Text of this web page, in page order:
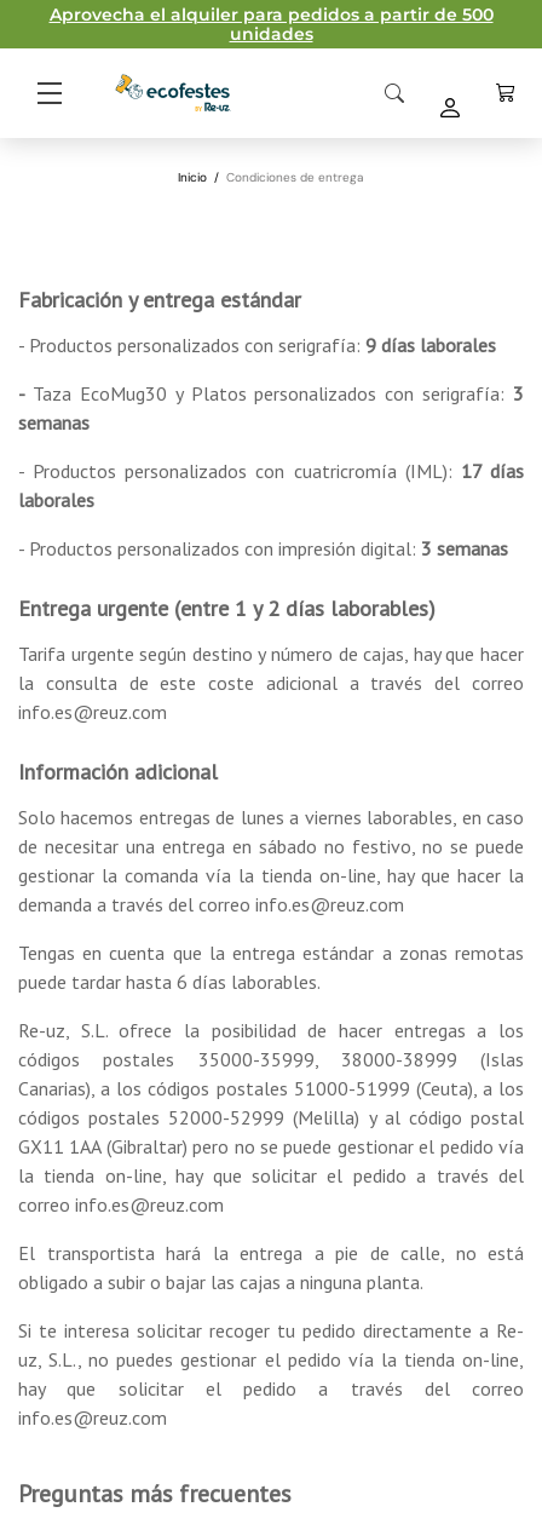
Aprovecha el alquiler para pedidos a partir de 500
unidades
Inicio / Condiciones de entrega
Fabricación y entrega estándar
- Productos personalizados con serigrafía: 9 días laborales
- Taza EcoMug30 y Platos personalizados con serigrafía: 3
semanas
- Productos personalizados con cuatricromía (IML): 17 días
laborales
- Productos personalizados con impresión digital: 3 semanas
Entrega urgente (entre 1 y 2 días laborables)
Tarifa urgente según destino y número de cajas, hay que hacer
la consulta de este coste adicional a través del correo
info.es@reuz.com
Información adicional
Solo hacemos entregas de lunes a viernes laborables, en caso
de necesitar una entrega en sábado no festivo, no se puede
gestionar la comanda vía la tienda on-line, hay que hacer la
demanda a través del correo info.es@reuz.com
Tengas en cuenta que la entrega estándar a zonas remotas
puede tardar hasta 6 días laborables.
Re-uz, S.L. ofrece la posibilidad de hacer entregas a los
códigos postales 35000-35999, 38000-38999 (Islas
Canarias), a los códigos postales 51000-51999 (Ceuta), a los
códigos postales 52000-52999 (Melilla) y al código postal
GX11 1AA (Gibraltar) pero no se puede gestionar el pedido vía
la tienda on-line, hay que solicitar el pedido a través del
correo info.es@reuz.com
El transportista hará la entrega a pie de calle, no está
obligado a subir o bajar las cajas a ninguna planta.
Si te interesa solicitar recoger tu pedido directamente a Re-
uz, S.L., no puedes gestionar el pedido vía la tienda on-line,
hay que solicitar el pedido a través del correo
info.es@reuz.com
Preguntas más frecuentes